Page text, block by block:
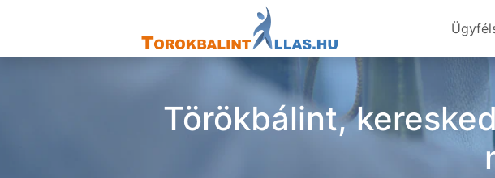
Törökbálint,